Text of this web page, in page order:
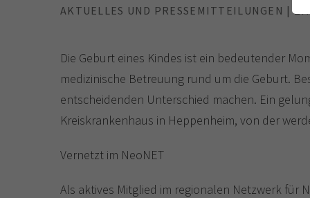
AKTUELLES UND PRESSEMITTEILUNGEN |
Die Geburt eines Kindes ist ein bedeutender
medizinische Betreuung rund um die Geburt.
entscheidenden Unterschied machen. Ein
Kreiskrankenhaus in Heppenheim, von der
Vernetzt im NeoNET
Als aktives Mitglied im regionalen Netzwerk für